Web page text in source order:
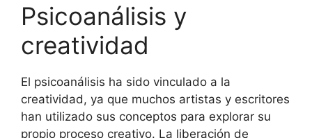
Psicoanálisis y
creatividad
El psicoanálisis ha sido vinculado a la
creatividad, ya que muchos artistas y escritores
han utilizado sus conceptos para explorar su
propio proceso creativo. La liberación de